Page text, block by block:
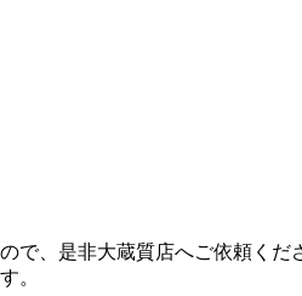
で、是非大蔵質店へご依頼くだ
。